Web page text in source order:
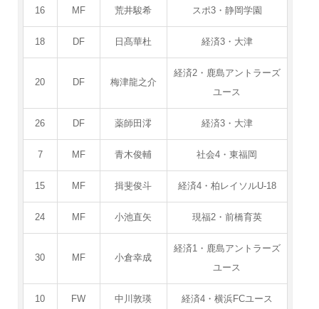
16 MF 荒井駿希 スポ3・静岡学園
18 DF 日髙華杜 経済3・大津
20 DF 梅津龍之介
経済2・鹿島アントラーズ
ユース
26 DF 薬師田澪 経済3・大津
7 MF 青木俊輔 社会4・東福岡
15 MF 揖斐俊斗 経済4・柏レイソルU-18
24 MF 小池直矢 現福2・前橋育英
30 MF 小倉幸成
経済1・鹿島アントラーズ
ユース
10 FW 中川敦瑛 経済4・横浜FCユース